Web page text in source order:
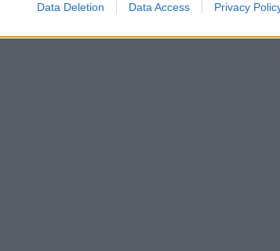
Data Deletion Data Access Privacy